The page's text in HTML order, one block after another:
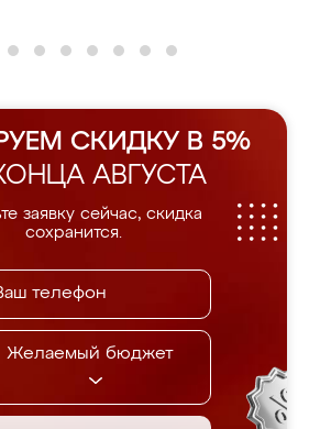
СКИДКУ В 5%
АВГУСТА
заявку сейчас, скидка
сохранится.
Желаемый бюджет